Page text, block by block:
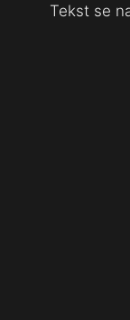
Tekst se